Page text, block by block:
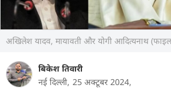
अखिलेश यादव, मायावती और योगी आदित्यनाथ
बिकेश तिवारी
नई दिल्ली, 25 अक्टूबर 2024,